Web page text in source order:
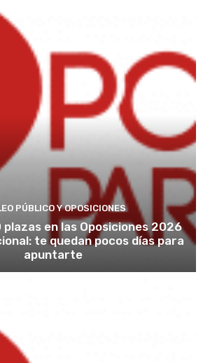
PÚBLICO Y OPOSICIONES
plazas en las Oposiciones 2026
te quedan pocos días para
apuntarte